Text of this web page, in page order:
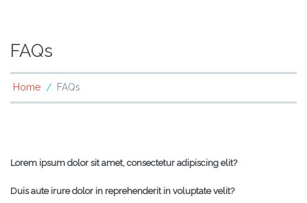
FAQs
Home / FAQs
Lorem ipsum dolor sit amet, consectetur adipiscing elit?
Duis aute irure dolor in reprehenderit in voluptate velit?